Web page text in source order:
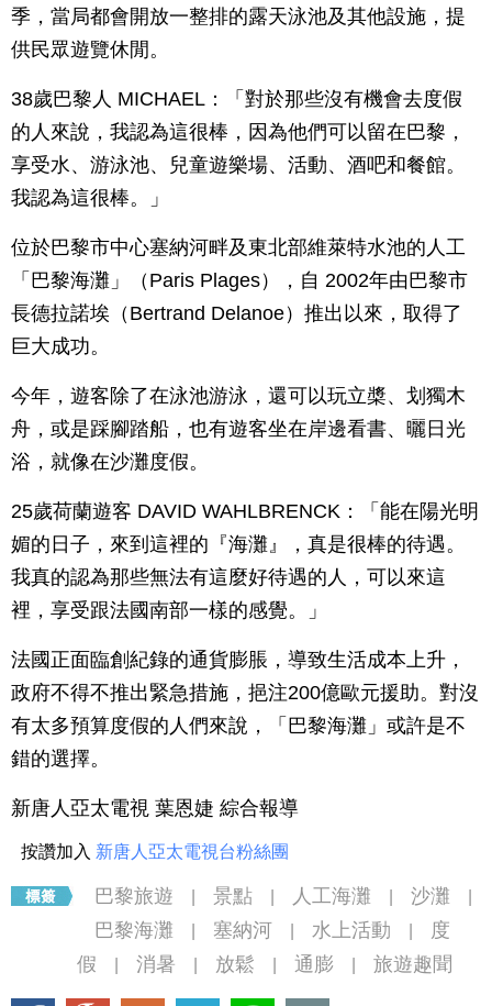
季，當局都會開放一整排的露天泳池及其他設施，提
供民眾遊覽休閒。
38歲巴黎人 MICHAEL：「對於那些沒有機會去度假
的人來說，我認為這很棒，因為他們可以留在巴黎，
享受水、游泳池、兒童遊樂場、活動、酒吧和餐館。
我認為這很棒。」
位於巴黎市中心塞納河畔及東北部維萊特水池的人工
「巴黎海灘」（Paris Plages），自 2002年由巴黎市
長德拉諾埃（Bertrand Delanoe）推出以來，取得了
巨大成功。
今年，遊客除了在泳池游泳，還可以玩立槳、划獨木
舟，或是踩腳踏船，也有遊客坐在岸邊看書、曬日光
浴，就像在沙灘度假。
25歲荷蘭遊客 DAVID WAHLBRENCK：「能在陽光明
媚的日子，來到這裡的『海灘』，真是很棒的待遇。
我真的認為那些無法有這麼好待遇的人，可以來這
裡，享受跟法國南部一樣的感覺。」
法國正面臨創紀錄的通貨膨脹，導致生活成本上升，
政府不得不推出緊急措施，挹注200億歐元援助。對沒
有太多預算度假的人們來說，「巴黎海灘」或許是不
錯的選擇。
新唐人亞太電視 葉恩婕 綜合報導
按讚加入 新唐人亞太電視台粉絲團
巴黎旅遊 景點 人工海灘 沙灘
巴黎海灘 塞納河 水上活動
度
假
消暑 放鬆 通膨 旅遊趣聞